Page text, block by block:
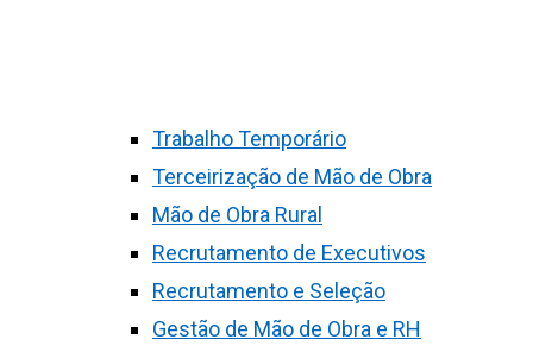
Trabalho Temporário
Terceirização de Mão de Obra
Mão de Obra Rural
Recrutamento de Executivos
Recrutamento e Seleção
Gestão de Mão de Obra e RH